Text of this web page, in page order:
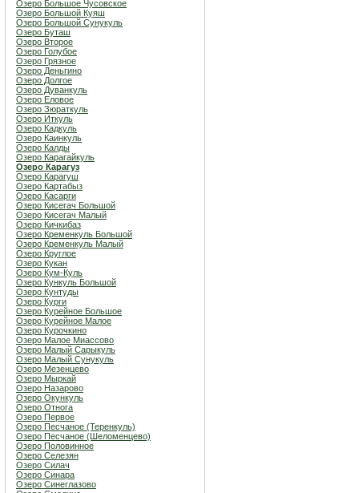
Озеро Большое Чусовское
Озеро Большой Куяш
Озеро Большой Сунукуль
Озеро Буташ
Озеро Второе
Озеро Голубое
Озеро Грязное
Озеро Деньгино
Озеро Долгое
Озеро Дуванкуль
Озеро Еловое
Озеро Зюраткуль
Озеро Иткуль
Озеро Кадкуль
Озеро Каинкуль
Озеро Калды
Озеро Карагайкуль
Озеро Карагуз
Озеро Карагуш
Озеро Картабыз
Озеро Касарги
Озеро Кисегач Большой
Озеро Кисегач Малый
Озеро Кичкибаз
Озеро Кременкуль Большой
Озеро Кременкуль Малый
Озеро Круглое
Озеро Кукан
Озеро Кум-Куль
Озеро Кункуль Большой
Озеро Кунтуды
Озеро Курги
Озеро Курейное Большое
Озеро Курейное Малое
Озеро Курочкино
Озеро Малое Миассово
Озеро Малый Сарыкуль
Озеро Малый Сунукуль
Озеро Мезенцево
Озеро Мыркай
Озеро Назарово
Озеро Окункуль
Озеро Отнога
Озеро Первое
Озеро Песчаное (Теренкуль)
Озеро Песчаное (Шеломенцево)
Озеро Половинное
Озеро Селезян
Озеро Силач
Озеро Синара
Озеро Синеглазово